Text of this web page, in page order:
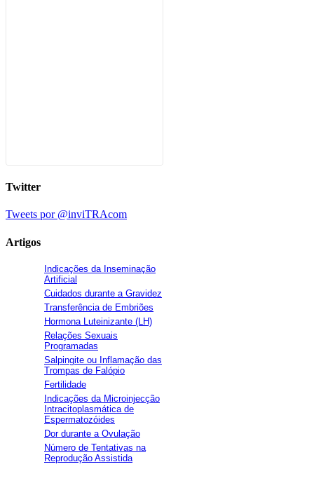
Twitter
Tweets por @inviTRAcom
Artigos
Indicações da Inseminação
Artificial
Cuidados durante a Gravidez
Transferência de Embriões
Hormona Luteinizante (LH)
Relações Sexuais
Programadas
Salpingite ou Inflamação das
Trompas de Falópio
Fertilidade
Indicações da Microinjecção
Intracitoplasmática de
Espermatozóides
Dor durante a Ovulação
Número de Tentativas na
Reprodução Assistida